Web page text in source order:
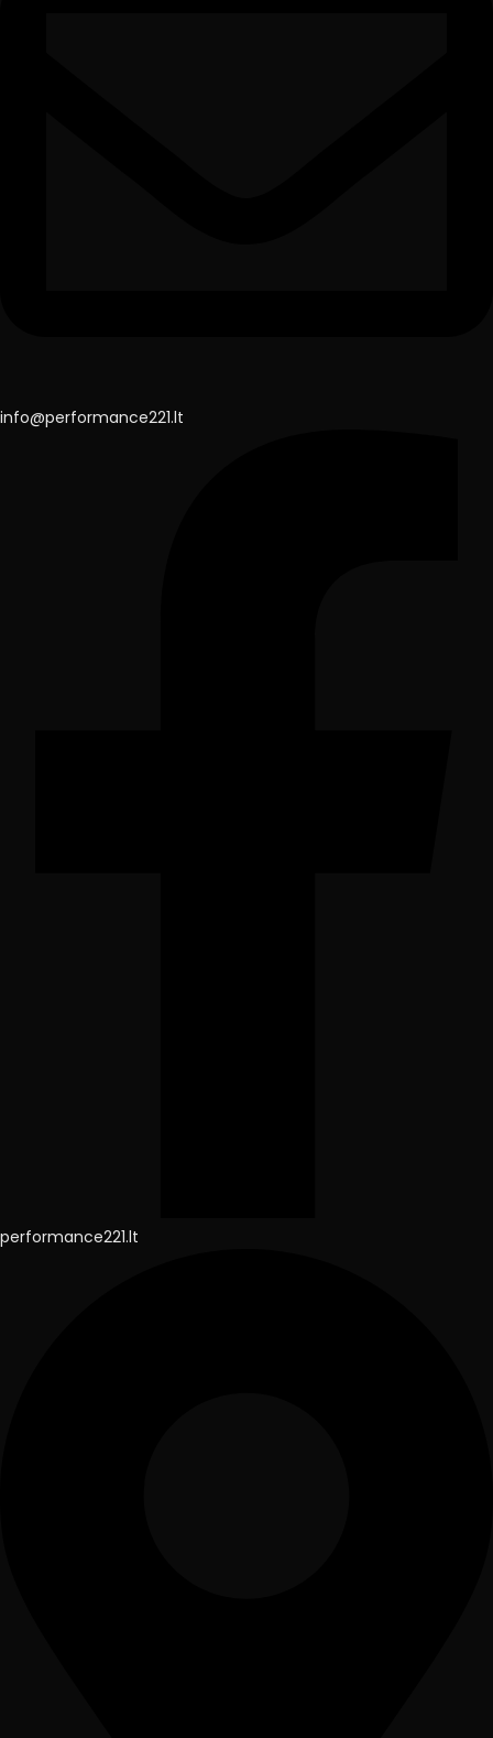
info@performance221.lt
performance221.lt